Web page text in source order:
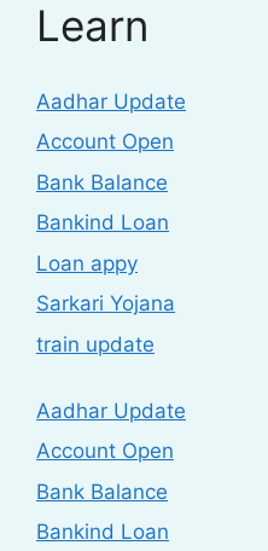
Learn
Aadhar Update
Account Open
Bank Balance
Bankind Loan
Loan appy
Sarkari Yojana
train update
Aadhar Update
Account Open
Bank Balance
Bankind Loan